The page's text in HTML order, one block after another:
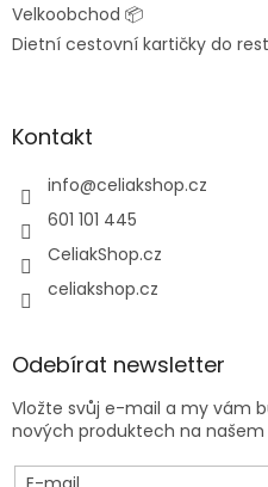
Velkoobchod 📦
Dietní cestovní kartičky do
Kontakt
info@celiakshop.cz
601 101 445
CeliakShop.cz
celiakshop.cz
Odebírat newsletter
Vložte svůj e-mail a my vám
nových produktech na